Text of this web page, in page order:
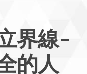
界線–
的人